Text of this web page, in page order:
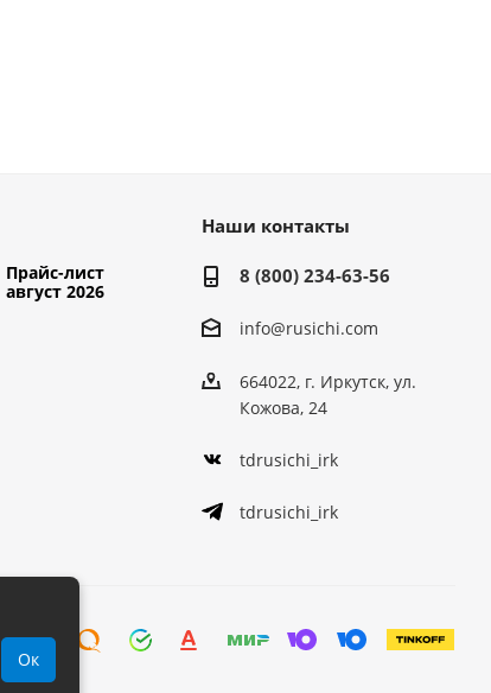
Прайс-лист
август 2026
Наши контакты
8 (800) 234-63-56
info@rusichi.com
664022, г. Иркутск, ул.
Кожова, 24
tdrusichi_irk
tdrusichi_irk
Ок